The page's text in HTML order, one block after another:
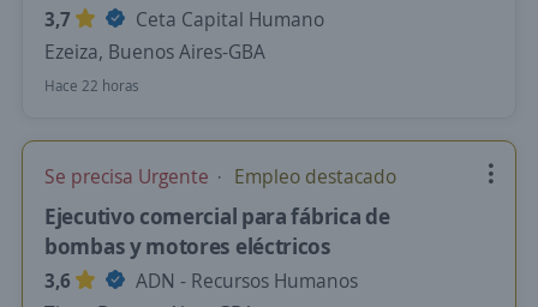
3,7
Ceta Capital Humano
Ezeiza, Buenos Aires-GBA
Hace 22 horas
Se precisa Urgente Empleo destacado
Ejecutivo comercial para fábrica de
bombas y motores eléctricos
3,6
ADN - Recursos Humanos